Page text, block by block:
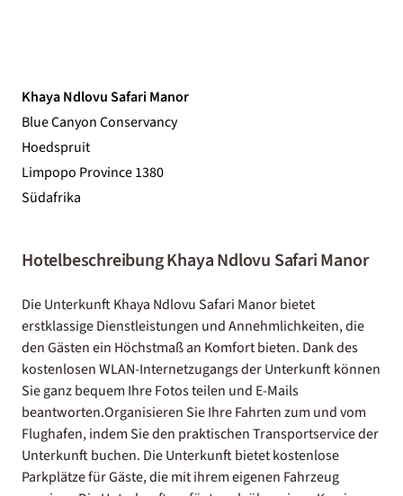
Khaya Ndlovu Safari Manor
Blue Canyon Conservancy
Hoedspruit
Limpopo Province 1380
Südafrika
Hotelbeschreibung Khaya Ndlovu Safari Manor
Die Unterkunft Khaya Ndlovu Safari Manor bietet
erstklassige Dienstleistungen und Annehmlichkeiten, die
den Gästen ein Höchstmaß an Komfort bieten. Dank des
kostenlosen WLAN-Internetzugangs der Unterkunft können
Sie ganz bequem Ihre Fotos teilen und E-Mails
beantworten.Organisieren Sie Ihre Fahrten zum und vom
Flughafen, indem Sie den praktischen Transportservice der
Unterkunft buchen. Die Unterkunft bietet kostenlose
Parkplätze für Gäste, die mit ihrem eigenen Fahrzeug